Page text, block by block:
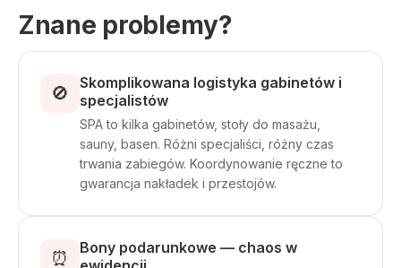
Znane problemy?
🚫
Skomplikowana logistyka gabinetów i
specjalistów
SPA to kilka gabinetów, stoły do masażu,
sauny, basen. Różni specjaliści, różny czas
trwania zabiegów. Koordynowanie ręczne to
gwarancja nakładek i przestojów.
⏰
Bony podarunkowe — chaos w